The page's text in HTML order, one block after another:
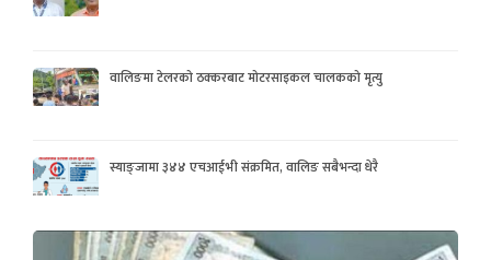
वालिङमा टेलरको ठक्करबाट मोटरसाइकल चालकको मृत्यु
स्याङ्जामा ३४४ एचआईभी संक्रमित, वालिङ सबैभन्दा धेरै